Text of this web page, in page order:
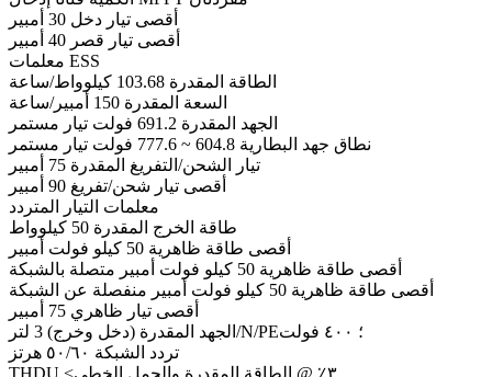
أقصى تيار دخل 30 أمبير
أقصى تيار قصر 40 أمبير
معلمات ESS
الطاقة المقدرة 103.68 كيلوواط/ساعة
السعة المقدرة 150 أمبير/ساعة
الجهد المقدرة 691.2 فولت تيار مستمر
نطاق جهد البطارية 604.8 ~ 777.6 فولت تيار مستمر
تيار الشحن/التفريغ المقدرة 75 أمبير
أقصى تيار شحن/تفريغ 90 أمبير
معلمات التيار المتردد
طاقة الخرج المقدرة 50 كيلوواط
أقصى طاقة ظاهرية 50 كيلو فولت أمبير
أقصى طاقة ظاهرية 50 كيلو فولت أمبير متصلة بالشبكة
أقصى طاقة ظاهرية 50 كيلو فولت أمبير منفصلة عن الشبكة
أقصى تيار ظاهري 75 أمبير
الجهد المقدرة (دخل وخرج) 3 لتر/N/PE؛ ٤٠٠ فولت
تردد الشبكة ٥٠/٦٠ هرتز